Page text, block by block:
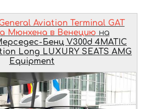
Aviation Terminal GAT
Мюнхена в Венецию на
Бенц V300d 4MATIC
Long LUXURY SEATS AMG
Equipment